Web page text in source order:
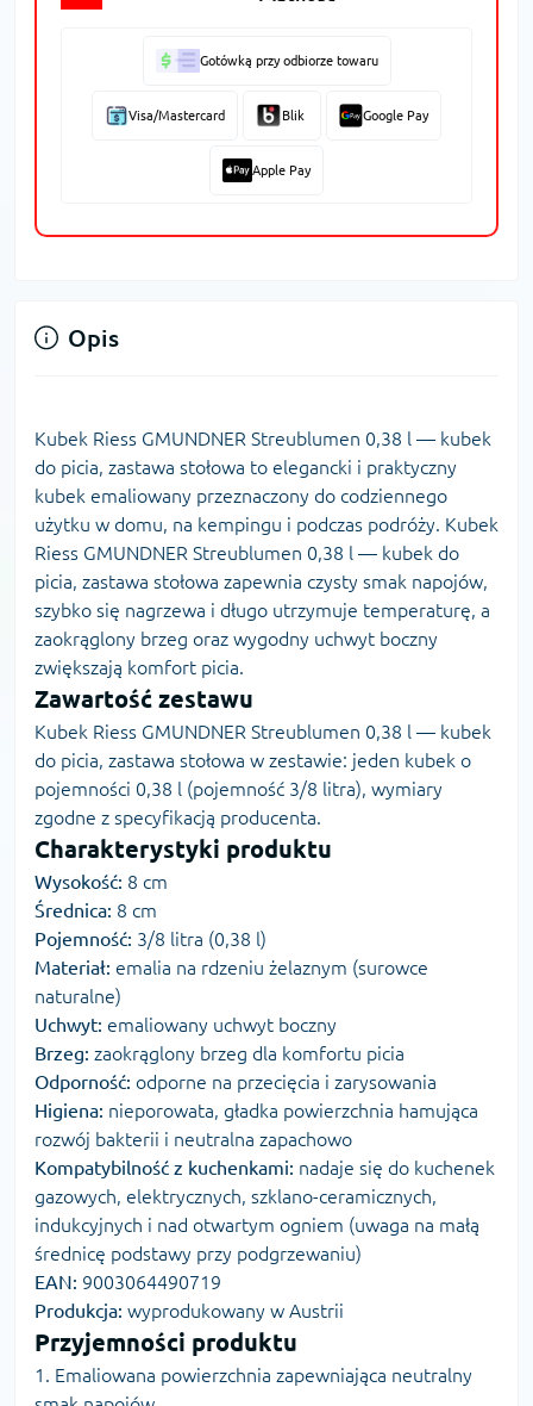
Gotówką przy odbiorze towaru
Visa/Mastercard Blik Google Pay
Apple Pay
Opis
Kubek Riess GMUNDNER Streublumen 0,38 l — kubek
do picia, zastawa stołowa to elegancki i praktyczny
kubek emaliowany przeznaczony do codziennego
użytku w domu, na kempingu i podczas podróży. Kubek
Riess GMUNDNER Streublumen 0,38 l — kubek do
picia, zastawa stołowa zapewnia czysty smak napojów,
szybko się nagrzewa i długo utrzymuje temperaturę, a
zaokrąglony brzeg oraz wygodny uchwyt boczny
zwiększają komfort picia.
Zawartość zestawu
Kubek Riess GMUNDNER Streublumen 0,38 l — kubek
do picia, zastawa stołowa w zestawie: jeden kubek o
pojemności 0,38 l (pojemność 3/8 litra), wymiary
zgodne z specyfikacją producenta.
Charakterystyki produktu
Wysokość: 8 cm
Średnica: 8 cm
Pojemność: 3/8 litra (0,38 l)
Materiał: emalia na rdzeniu żelaznym (surowce
naturalne)
Uchwyt: emaliowany uchwyt boczny
Brzeg: zaokrąglony brzeg dla komfortu picia
Odporność: odporne na przecięcia i zarysowania
Higiena: nieporowata, gładka powierzchnia hamująca
rozwój bakterii i neutralna zapachowo
Kompatybilność z kuchenkami: nadaje się do kuchenek
gazowych, elektrycznych, szklano-ceramicznych,
indukcyjnych i nad otwartym ogniem (uwaga na małą
średnicę podstawy przy podgrzewaniu)
EAN: 9003064490719
Produkcja: wyprodukowany w Austrii
Przyjemności produktu
1. Emaliowana powierzchnia zapewniająca neutralny